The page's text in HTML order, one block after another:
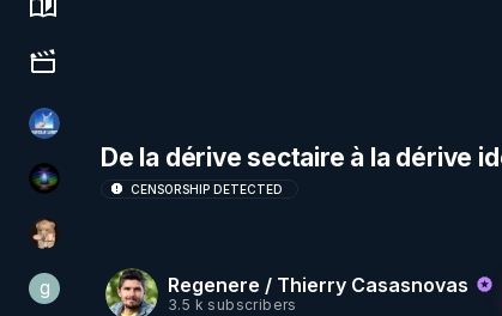
Science, history & spirituality
Culture, media & entertainment
PAROLE LIBRE
WakeUp
DataCenter
ggilo59
De la dérive sectaire à la dérive
CENSORSHIP DETECTED
Regenere / Thierry Casasnovas
3.5 k subscribers